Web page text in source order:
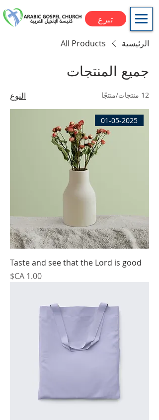
تبرع
الرئيسية All Products
جميع المنتجات
12 منتجات/منتجًا النوع
01-05-2025
Taste and see that the Lord is good
السعر